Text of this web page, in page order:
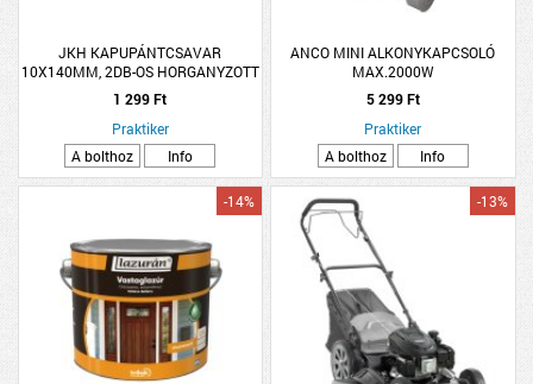
JKH KAPUPÁNTCSAVAR
10X140MM, 2DB-OS HORGANYZOTT
1 299 Ft
Praktiker
A bolthoz
Info
ANCO MINI ALKONYKAPCSOLÓ
MAX.2000W
5 299 Ft
Praktiker
A bolthoz
Info
-14% -13%